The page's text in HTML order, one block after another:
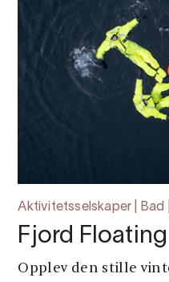
Aktivitetsselskaper | Bad
Fjord
Opplev den stille